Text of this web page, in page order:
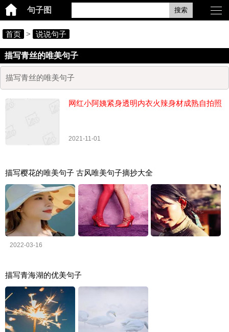
句子图 搜索
首页 > 说说句子
描写青丝的唯美句子
描写青丝的唯美句子
网红小阿姨紧身透明内衣火辣身材成熟自拍照
2021-11-01
描写樱花的唯美句子 古风唯美句子摘抄大全
2022-03-16
描写青海湖的优美句子